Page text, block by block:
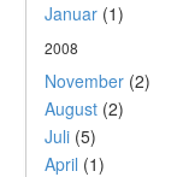
Januar (1)
2008
November (2)
August (2)
Juli (5)
April (1)